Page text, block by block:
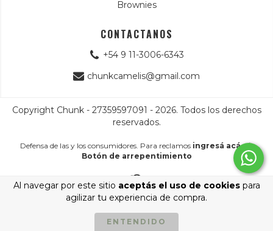
Al navegar por este sitio aceptás el uso de cookiespara
agilizar tu experiencia de compra.
ENTENDIDO
Brownies
CONTACTANOS
+54 9 11-3006-6343
chunkcamelis@gmail.com
Copyright Chunk - 27359597091 - 2026. Todos los derechos
reservados.
Defensa de las y los consumidores. Para reclamos ingresá acá. /
Botón de arrepentimiento